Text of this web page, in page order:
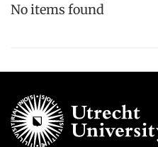
No items found